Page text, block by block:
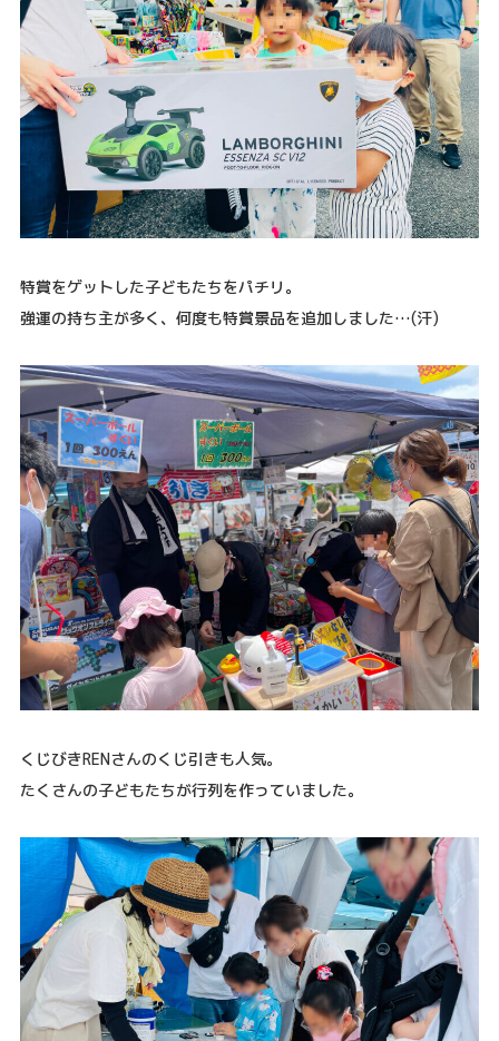
特賞をゲットした子どもたちをパチリ。
強運の持ち主が多く、何度も特賞景品を追加しました…(汗)
くじびきRENさんのくじ引きも人気。
たくさんの子どもたちが行列を作っていました。